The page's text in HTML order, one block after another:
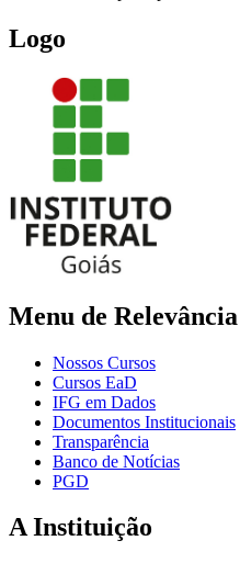
Logo
Menu de Relevância
Nossos Cursos
Cursos EaD
IFG em Dados
Documentos Institucionais
Transparência
Banco de Notícias
PGD
A Instituição